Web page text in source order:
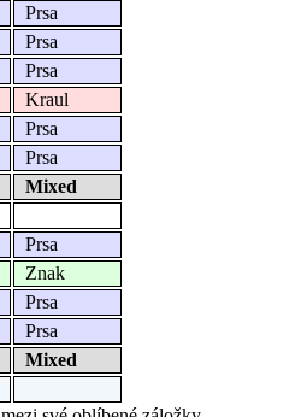
Prsa
Prsa
Prsa
Kraul
Prsa
Prsa
Mixed
Prsa
Znak
Prsa
Prsa
Mixed